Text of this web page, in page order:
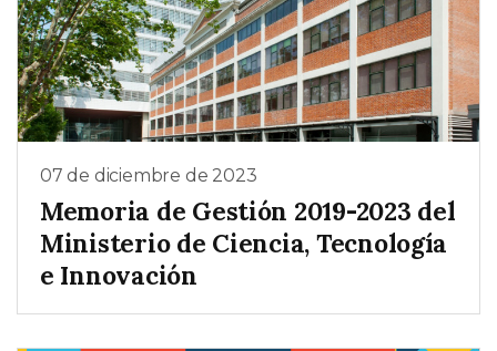
07 de diciembre de 2023
Memoria de Gestión 2019-2023 del
Ministerio de Ciencia, Tecnología
e Innovación